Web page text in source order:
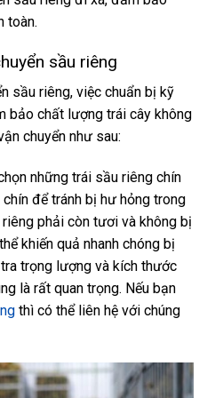
toàn.
sầu riêng
sầu riêng, việc chuẩn bị kỹ
bảo chất lượng trái cây không
chuyển như sau:
những trái sầu riêng chín
để tránh bị hư hỏng trong
phải còn tươi và không bị
khiến quả nhanh chóng bị
trọng lượng và kích thước
là rất quan trọng. Nếu bạn
thì có thể liên hệ với chúng